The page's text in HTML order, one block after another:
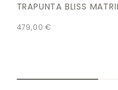
TRAPUNTA BLISS
479,00€